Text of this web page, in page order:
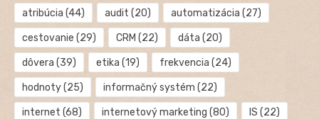
atribúcia (44) audit (20) automatizácia (27)
cestovanie (29) CRM (22) dáta (20)
dôvera (39) etika (19) frekvencia (24)
hodnoty(25) informačný systém (22)
internet (68) internetový marketing (80) IS (22)